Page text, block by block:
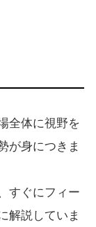
全体に視野を
が身につきま
すぐにフィー
解説していま